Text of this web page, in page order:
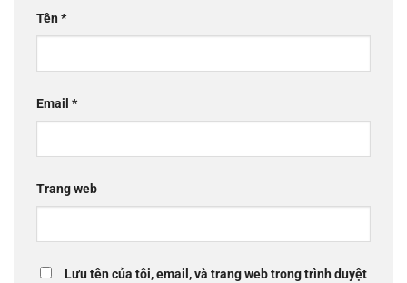
Tên*
Email *
Trang web
Lưu tên của tôi, email, và trang web trong trình duyệt